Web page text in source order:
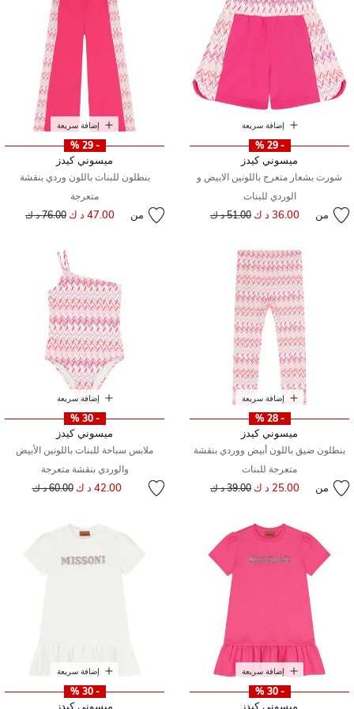
إضافة سريعة
- 29 %
ميسوني كيدز
شورت بشعار متعرج باللونين الابيض و
الوردي للبنات
من 36.00 د ك سعر مخفض من
51.00 د ك
إضافة سريعة
- 29 %
ميسوني كيدز
بنطلون للبنات باللون وردي بنقشة
متعرجة
من 47.00 د ك سعر مخفض من
76.00 د ك إلى
إضافة سريعة
- 28 %
ميسوني كيدز
بنطلون ضيق باللون أبيض ووردي بنقشة
متعرجة للبنات
من 25.00 د ك سعر مخفض من
39.00 د ك
إضافة سريعة
- 30 %
ميسوني كيدز
ملابس سباحة للبنات باللونين الأبيض
والوردي بنقشة متعرجة
42.00 د ك سعر مخفض من
60.00 د ك إلى
إضافة سريعة
- 30 %
ميسوني كيدز
إضافة سريعة
- 30 %
ميسوني كيدز